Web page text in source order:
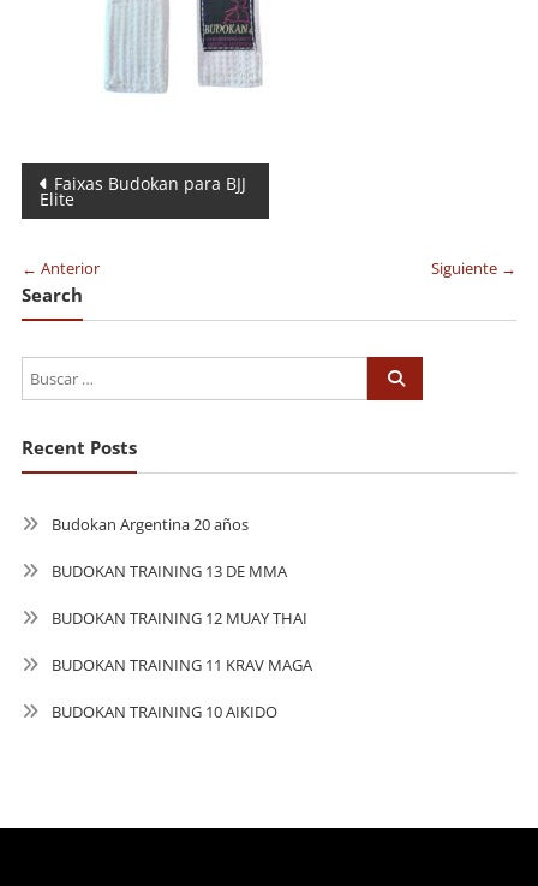
Navegación
de
entradas
Faixas Budokan para BJJ
Elite
← Anterior Siguiente →
Search
Recent Posts
Budokan Argentina 20 años
BUDOKAN TRAINING 13 DE MMA
BUDOKAN TRAINING 12 MUAY THAI
BUDOKAN TRAINING 11 KRAV MAGA
BUDOKAN TRAINING 10 AIKIDO